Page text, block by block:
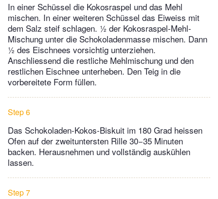
In einer Schüssel die Kokosraspel und das Mehl
mischen. In einer weiteren Schüssel das Eiweiss mit
dem Salz steif schlagen. ½ der Kokosraspel-Mehl-
Mischung unter die Schokoladenmasse mischen. Dann
½ des Eischnees vorsichtig unterziehen.
Anschliessend die restliche Mehlmischung und den
restlichen Eischnee unterheben. Den Teig in die
vorbereitete Form füllen.
Step 6
Das Schokoladen-Kokos-Biskuit im 180 Grad heissen
Ofen auf der zweituntersten Rille 30−35 Minuten
backen. Herausnehmen und vollständig auskühlen
lassen.
Step 7